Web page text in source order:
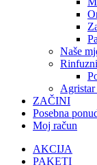
Naše
ZAČINI
Posebna
Moj račun
AKCIJA
PAKETI